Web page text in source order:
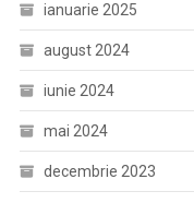
ianuarie 2025
august 2024
iunie 2024
mai 2024
decembrie 2023